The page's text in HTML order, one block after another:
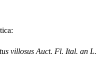
villosus Auct. Fl. Ital. an